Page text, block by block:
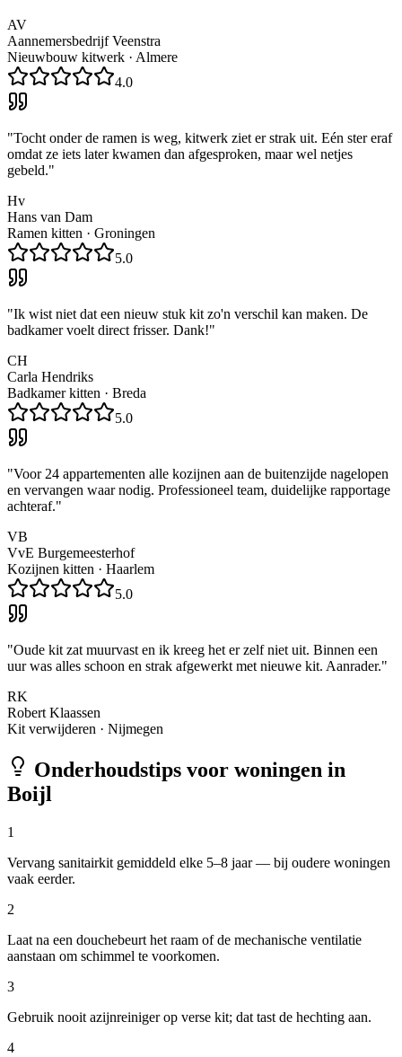
AV
Aannemersbedrijf Veenstra
Nieuwbouw kitwerk · Almere
4.0
"Tocht onder de ramen is weg, kitwerk ziet er strak uit. Eén ster eraf
omdat ze iets later kwamen dan afgesproken, maar wel netjes
gebeld."
Hv
Hans van Dam
Ramen kitten · Groningen
5.0
"Ik wist niet dat een nieuw stuk kit zo'n verschil kan maken. De
badkamer voelt direct frisser. Dank!"
CH
Carla Hendriks
Badkamer kitten · Breda
5.0
"Voor 24 appartementen alle kozijnen aan de buitenzijde nagelopen
en vervangen waar nodig. Professioneel team, duidelijke rapportage
achteraf."
VB
VvE Burgemeesterhof
Kozijnen kitten · Haarlem
5.0
"Oude kit zat muurvast en ik kreeg het er zelf niet uit. Binnen een
uur was alles schoon en strak afgewerkt met nieuwe kit. Aanrader."
RK
Robert Klaassen
Kit verwijderen · Nijmegen
Onderhoudstips voor woningen in
Boijl
1
Vervang sanitairkit gemiddeld elke 5–8 jaar — bij oudere woningen
vaak eerder.
2
Laat na een douchebeurt het raam of de mechanische ventilatie
aanstaan om schimmel te voorkomen.
3
Gebruik nooit azijnreiniger op verse kit; dat tast de hechting aan.
4